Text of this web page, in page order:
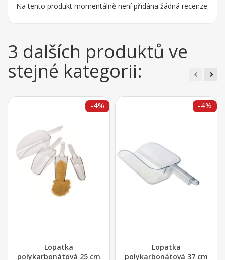
Na tento produkt momentálně není přidána žádná recenze.
3 dalších produktů ve
stejné kategorii:
Lopatka
polykarbonátová 25 cm
-4%
Lopatka
polykarbonátová 37 cm
-4%